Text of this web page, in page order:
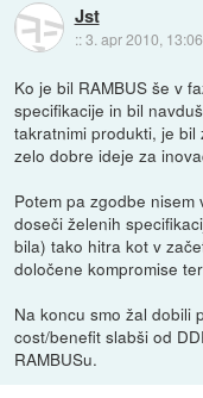
Jst
::3. apr 2010, 13:06
Ko je bil RAMBUS še v
specifikacije in bil
takratnimi produkti, je
zelo dobre ideje za
Potem pa zgodbe
doseči želenih
bila) tako hitra kot v
določene kompromise
Na koncu smo žal dobili
cost/benefit slabši od
RAMBUSu.